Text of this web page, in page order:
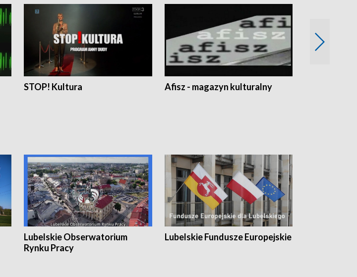
STOP! Kultura Afisz - magazyn kulturalny
Lubelskie Obserwatorium
Rynku Pracy
Lubelskie Fundusze Europejskie